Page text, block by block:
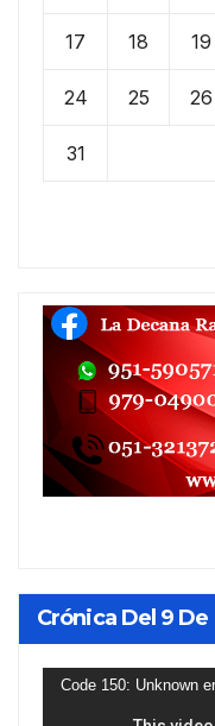
17 18 19
24 25 26
31
Crónica Del 9 De
Reproductor
Code 150: Unknown